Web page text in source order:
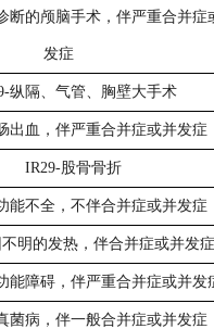
断的颅脑手术，伴严重合并症
发症
纵隔、气管、胸壁大手术
出血，伴严重合并症或并发症
IR29-股骨骨折
能不全，不伴合并症或并发症
不明的发热，伴合并症或并发症
能障碍，伴严重合并症或并发
菌病，伴一般合并症或并发症